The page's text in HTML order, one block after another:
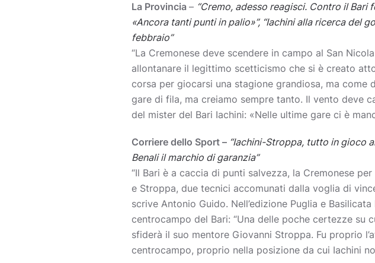
La Provincia – “Cremo, adesso reagisci. Contro il
«Ancora tanti punti in palio»”, “Iachini alla ricerca del
febbraio”
“La Cremonese deve scendere in campo al San
allontanare il legittimo scetticismo che si è creato
corsa per giocarsi una stagione grandiosa, ma come
gare di fila, ma creiamo sempre tanto. Il vento deve
del mister del Bari Iachini: «Nelle ultime gare ci è
Corriere dello Sport – “Iachini-Stroppa, tutto in gioco
Benali il marchio di garanzia”
“Il Bari è a caccia di punti salvezza, la Cremonese
e Stroppa, due tecnici accomunati dalla voglia di
scrive Antonio Guido. Nell’edizione Puglia e
centrocampo del Bari: “Una delle poche certezze su
sfiderà il suo mentore Giovanni Stroppa. Fu proprio
centrocampo, proprio nella posizione da cui Iachini